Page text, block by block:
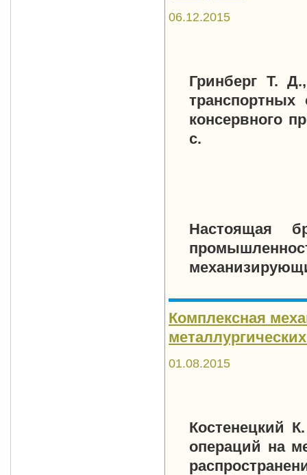
06.12.2015
Гринберг Т.
консервного
с.
Настоящая
Комплексная
01.08.2015
Костенецкий
операций на